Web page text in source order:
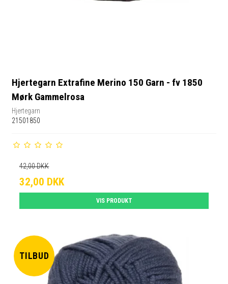
Hjertegarn Extrafine Merino 150 Garn - fv 1850
Mørk Gammelrosa
Hjertegarn
21501850
42,00 DKK
32,00 DKK
VIS PRODUKT
TILBUD